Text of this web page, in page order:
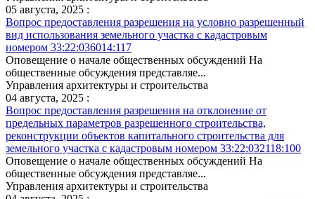
05 августа, 2025 :
Вопрос предоставления разрешения на условно разрешенный
вид использования земельного участка с кадастровым
номером 33:22:036014:117
Оповещение о начале общественных обсуждений На
общественные обсуждения представляе...
Управления архитектуры и строительства
04 августа, 2025 :
Вопрос предоставления разрешения на отклонение от
предельных параметров разрешенного строительства,
реконструкции объектов капитального строительства для
земельного участка с кадастровым номером 33:22:032118:100
Оповещение о начале общественных обсуждений На
общественные обсуждения представляе...
Управления архитектуры и строительства